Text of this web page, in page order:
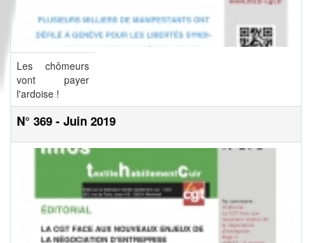
Les chômeurs
vont payer
l'ardoise !
N° 369 - Juin 2019